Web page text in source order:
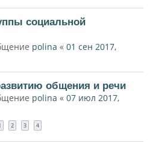
социальной
polina « 01 сен 2017,
общения и речи
polina « 07 июл 2017,
2 3 4